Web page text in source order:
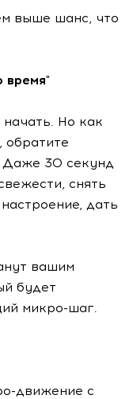
выше шанс, что
время"
Но как
обратите
Даже 30 секунд
снять
дать
вашим
будет
микро-шаг.
движение с